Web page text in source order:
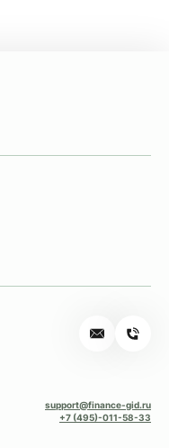
support@finance-gid.ru
+7 (495)-011-58-33